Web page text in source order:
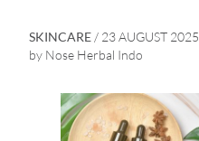
SKINCARE / 23 AUGUST 2025
by Nose Herbal Indo